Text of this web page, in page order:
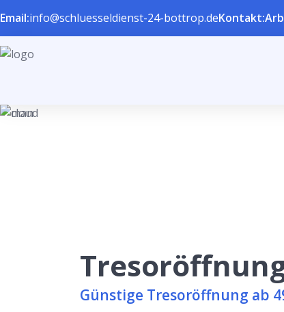
Email:info@schluesseldienst-24-bottrop.deKontakt:
Günstige Tresoröffnung ab